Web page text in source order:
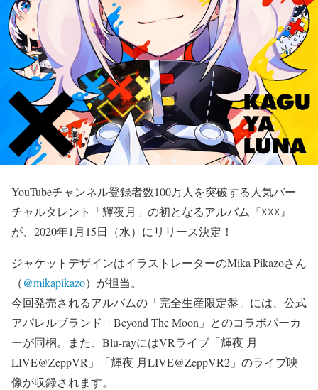
YouTubeチャンネル登録者数100万人を突破する人気バー
チャルタレント「輝夜月」の初となるアルバム『☓☓☓』
が、2020年1月15日（水）にリリース決定！
ジャケットデザインはイラストレーターのMika Pikazoさん
（@mikapikazo）が担当。
今回発売されるアルバムの「完全生産限定盤」には、公式
アパレルブランド「Beyond The Moon」とのコラボパーカ
ーが同梱。また、Blu-rayにはVRライブ「輝夜 月
LIVE@ZeppVR」「輝夜 月LIVE@ZeppVR2」のライブ映
像が収録されます。